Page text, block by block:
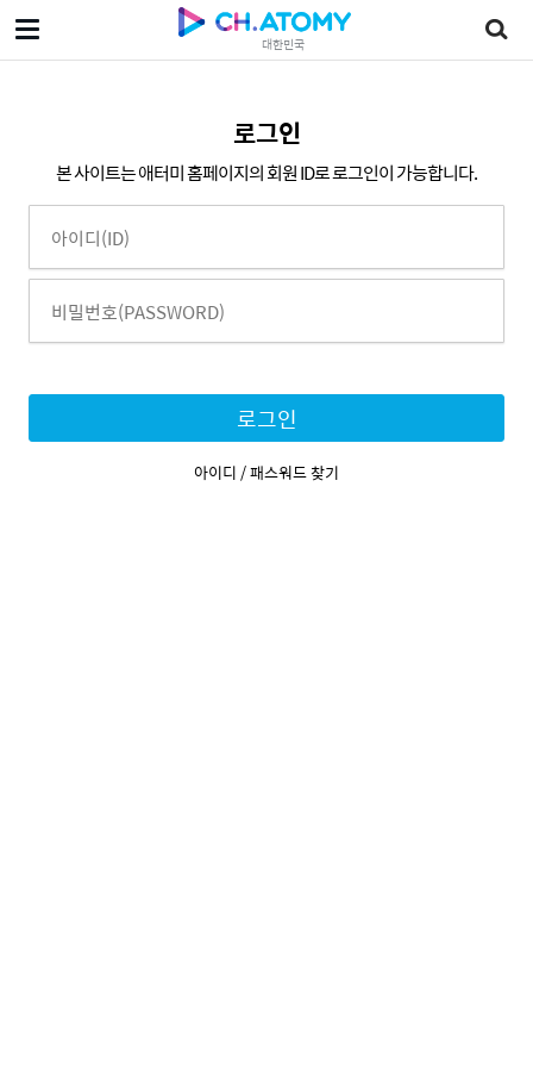
대한민국
로그인
본 사이트는 애터미 홈페이지의 회원 ID로 로그인이 가능합니다.
로그인
아이디 / 패스워드 찾기